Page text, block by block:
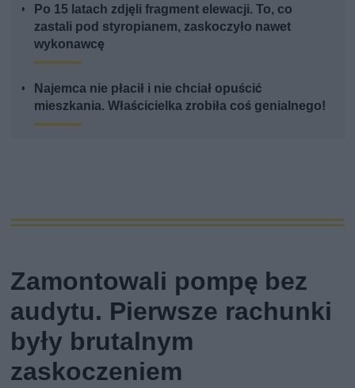
Po 15 latach zdjęli fragment elewacji. To, co
zastali pod styropianem, zaskoczyło nawet
wykonawcę
Najemca nie płacił i nie chciał opuścić
mieszkania. Właścicielka zrobiła coś genialnego!
Zamontowali pompę bez
audytu. Pierwsze rachunki
były brutalnym
zaskoczeniem